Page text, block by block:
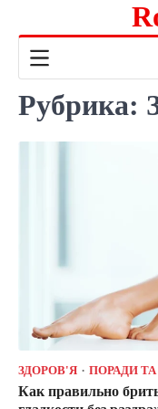
содержимому
Рубрика:
ЗДОРОВ'Я ПОРАДИ
Как правильно